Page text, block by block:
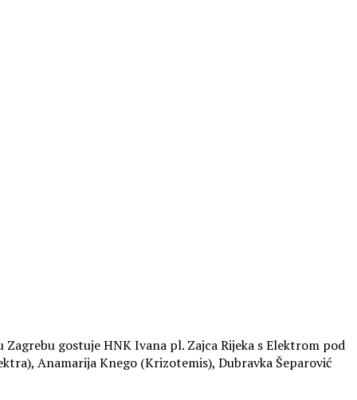
gostuje HNK Ivana pl. Zajca Rijeka s Elektrom pod
Anamarija Knego (Krizotemis), Dubravka Šeparović